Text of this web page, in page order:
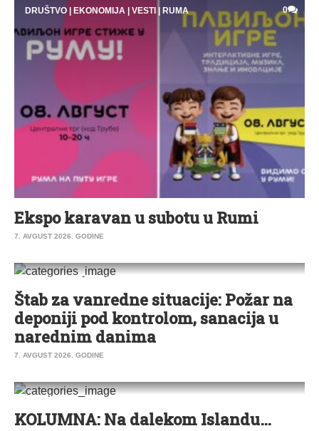
DRUŠTVO | EKONOMIJA | VESTI | RUMA 0
Ekspo karavan u subotu u Rumi
7. AVGUST 2026. GODINE
HRONIKA SREMSKA MITROVICA
Štab za vanredne situacije: Požar na
deponiji pod kontrolom, sanacija u
narednim danima
7. AVGUST 2026. GODINE
KOLUMNA
KOLUMNA: Na dalekom Islandu…